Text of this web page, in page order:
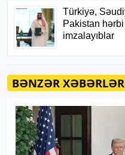
BƏNZƏR XƏBƏRLƏR